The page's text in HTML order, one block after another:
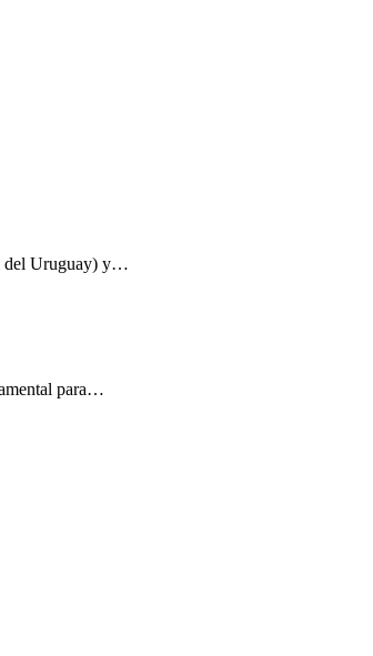
del Uruguay) y…
para…